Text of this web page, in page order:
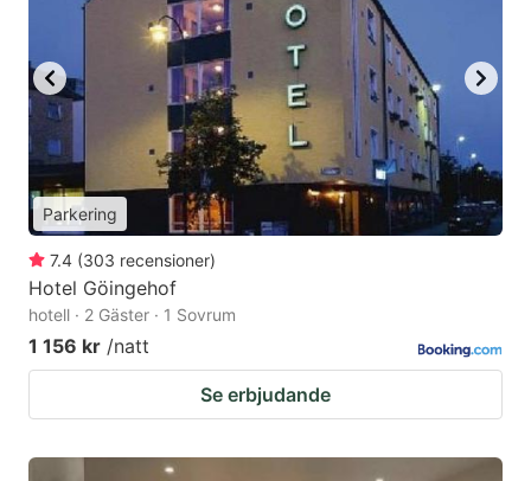
Parkering
7.4 (303 recensioner)
Hotel Göingehof
hotell · 2 Gäster · 1 Sovrum
1 156 kr /natt
Se erbjudande